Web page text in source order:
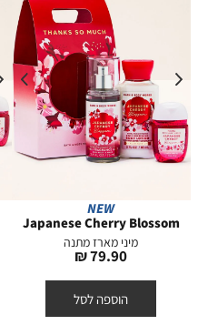
NEW
Japanese Cherry Blossom
מיני מארז מתנה
מחיר
79.90 ₪
הוספה לסל